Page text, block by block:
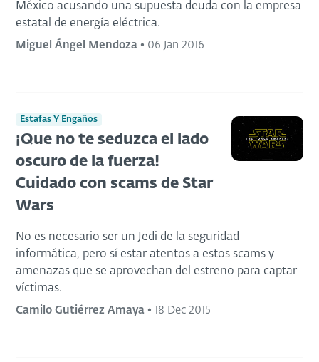
México acusando una supuesta deuda con la empresa
estatal de energía eléctrica.
Miguel Ángel Mendoza • 06 Jan 2016
Estafas Y Engaños
¡Que no te seduzca el lado
oscuro de la fuerza!
Cuidado con scams de Star
Wars
No es necesario ser un Jedi de la seguridad
informática, pero sí estar atentos a estos scams y
amenazas que se aprovechan del estreno para captar
víctimas.
Camilo Gutiérrez Amaya • 18 Dec 2015